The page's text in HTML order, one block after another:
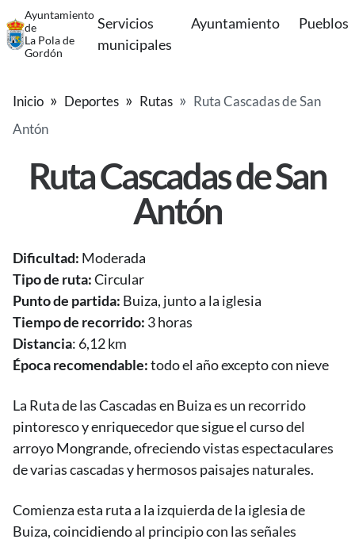
Ayuntamiento
de
La Pola de
Gordón
Servicios
municipales
Ayuntamiento Pueblos
Inicio Deportes Rutas
Ruta Cascadas de San
Antón
Ruta Cascadas de San
Antón
Dificultad: Moderada
Tipo de ruta:Circular
Punto de partida: Buiza, junto a la iglesia
Tiempo de recorrido: 3 horas
Distancia: 6,12 km
Época recomendable:todo el año excepto con nieve
La Ruta de las Cascadas en Buiza es un recorrido
pintoresco y enriquecedor que sigue el curso del
arroyo Mongrande, ofreciendo vistas espectaculares
de varias cascadas y hermosos paisajes naturales.
Comienza esta ruta a la izquierda de la iglesia de
Buiza, coincidiendo al principio con las señales